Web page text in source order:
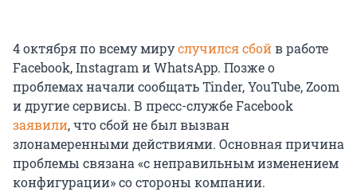
4 октября по всему мируслучился сбойв работе
Facebook, Instagram и WhatsApp. Позже о
проблемах начали сообщать Tinder, YouTube, Zoom
и другие сервисы. В пресс-службе Facebook
заявили, что сбой не был вызван
злонамеренными действиями. Основная причина
проблемы связана «с неправильным изменением
конфигурации» со стороны компании.